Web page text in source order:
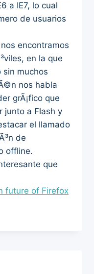
a IE7, lo cual
de usuarios
encontramos
en la que
sin muchos
nos habla
grÃ¡fico que
junto a Flash y
el llamado
de
offline.
que
future of Firefox